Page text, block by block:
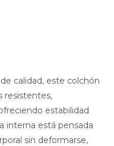
calidad, este colchón
resistentes,
estabilidad
interna está pensada
sin deformarse,